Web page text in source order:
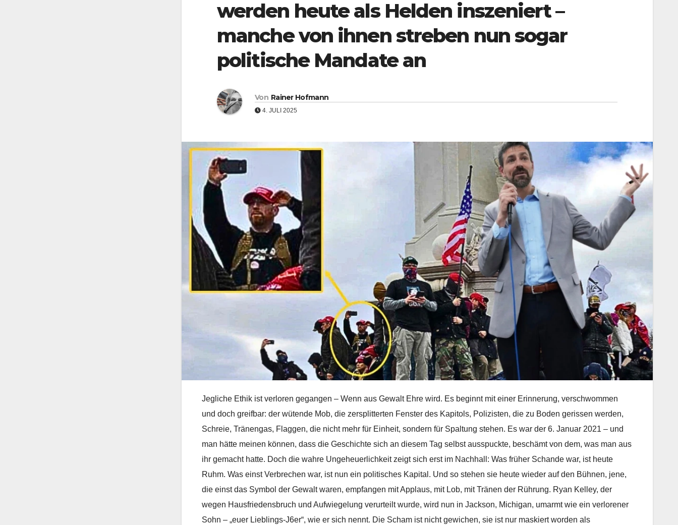
werden heute als Helden inszeniert –
manche von ihnen streben nun sogar
politische Mandate an
Von Rainer Hofmann
4. JULI 2025
Jegliche Ethik ist verloren gegangen – Wenn aus Gewalt Ehre wird. Es beginnt mit einer Erinnerung, verschwommen
und doch greifbar: der wütende Mob, die zersplitterten Fenster des Kapitols, Polizisten, die zu Boden gerissen werden,
Schreie, Tränengas, Flaggen, die nicht mehr für Einheit, sondern für Spaltung stehen. Es war der 6. Januar 2021 – und
man hätte meinen können, dass die Geschichte sich an diesem Tag selbst ausspuckte, beschämt von dem, was man aus
ihr gemacht hatte. Doch die wahre Ungeheuerlichkeit zeigt sich erst im Nachhall: Was früher Schande war, ist heute
Ruhm. Was einst Verbrechen war, ist nun ein politisches Kapital. Und so stehen sie heute wieder auf den Bühnen, jene,
die einst das Symbol der Gewalt waren, empfangen mit Applaus, mit Lob, mit Tränen der Rührung. Ryan Kelley, der
wegen Hausfriedensbruch und Aufwiegelung verurteilt wurde, wird nun in Jackson, Michigan, umarmt wie ein verlorener
Sohn – „euer Lieblings-J6er“, wie er sich nennt. Die Scham ist nicht gewichen, sie ist nur maskiert worden als